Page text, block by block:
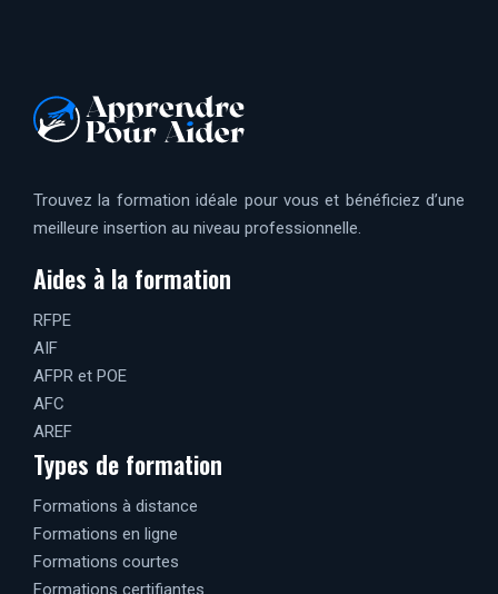
Trouvez la formation idéale pour vous et bénéficiez d’une
meilleure insertion au niveau professionnelle.
Aides à la formation
RFPE
AIF
AFPR et POE
AFC
AREF
Types de formation
Formations à distance
Formations en ligne
Formations courtes
Formations certifiantes